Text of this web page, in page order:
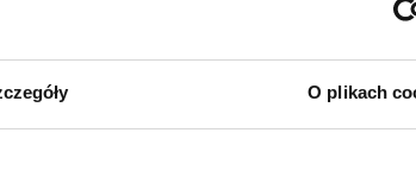
O plikach